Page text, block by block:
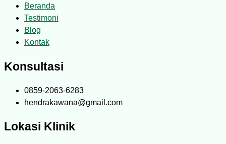
Beranda
Testimoni
Blog
Kontak
Konsultasi
0859-2063-6283
hendrakawana@gmail.com
Lokasi Klinik